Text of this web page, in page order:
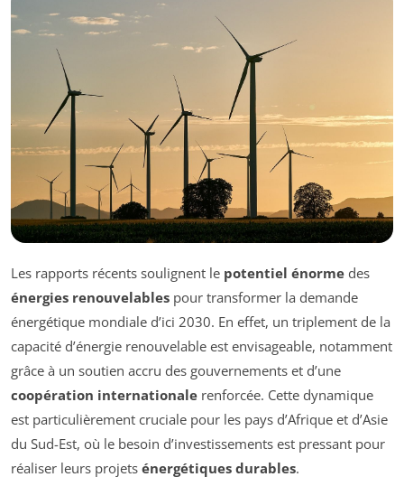
Les rapports récents soulignent le potentiel énorme des
énergies renouvelables pour transformer la demande
énergétique mondiale d’ici 2030. En effet, un triplement de la
capacité d’énergie renouvelable est envisageable, notamment
grâce à un soutien accru des gouvernements et d’une
coopération internationale renforcée. Cette dynamique
est particulièrement cruciale pour les pays d’Afrique et d’Asie
du Sud-Est, où le besoin d’investissements est pressant pour
réaliser leurs projets énergétiques durables.